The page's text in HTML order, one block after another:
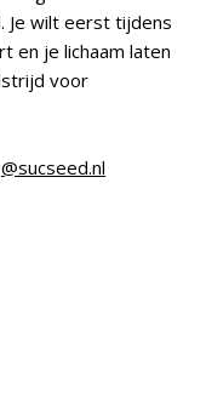
wilt eerst tijdens
en je lichaam laten
voor
@sucseed.nl